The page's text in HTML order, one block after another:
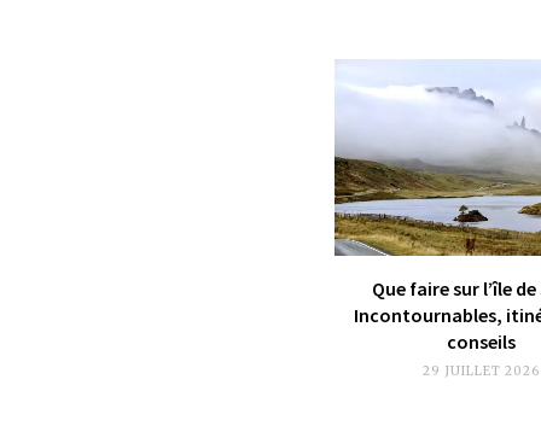
Que faire sur l’île de
Incontournables,
conseils
29 JUILLET 2026